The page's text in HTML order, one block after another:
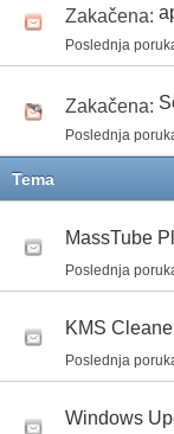
Zakačena:
Poslednja
Zakačena:
Poslednja
Tema
MassTube
Poslednja
KMS
Poslednja
Windows